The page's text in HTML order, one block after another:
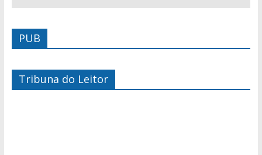
PUB
Tribuna do Leitor